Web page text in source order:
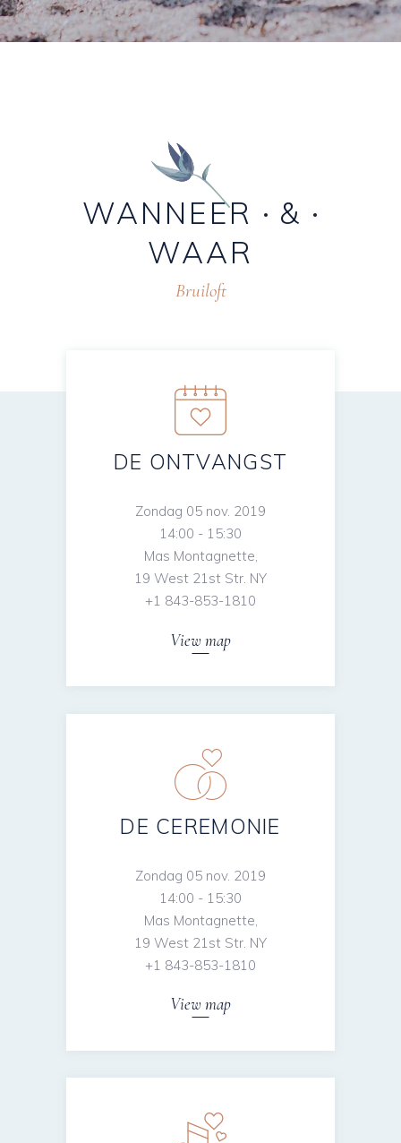
WANNEER
&
WAAR
Bruiloft
DE ONTVANGST
Zondag 05 nov. 2019
14:00 - 15:30
Mas Montagnette,
19 West 21st Str. NY
+1 843-853-1810
View map
DE CEREMONIE
Zondag 05 nov. 2019
14:00 - 15:30
Mas Montagnette,
19 West 21st Str. NY
+1 843-853-1810
View map